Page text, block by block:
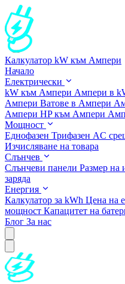
Калкулатор kW към Ампери
Начало
Електрически
kW към Ампери Ампери в
Ампери Ватове в Ампери
Ампери HP към Ампери
Мощност
Еднофазен Трифазен AC
Изчисляване на товара
Слънчев
Слънчеви панели Размер на
заряда
Енергия
Калкулатор за kWh Цена на
мощност Капацитет на
Блог За нас